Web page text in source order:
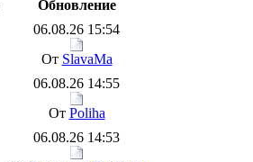
Обновление
06.08.26 15:54
От SlavaMa
06.08.26 14:55
От Poliha
06.08.26 14:53